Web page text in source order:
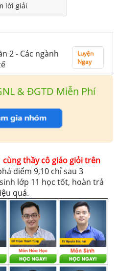
lời giải
2 - Các ngành
Luyện
Ngay
& ĐGTD Miễn Phí
thầy cô giáo giỏi trên
điểm 9,10 chỉ sau 3
lớp 11 học tốt, hoàn trả
quả.